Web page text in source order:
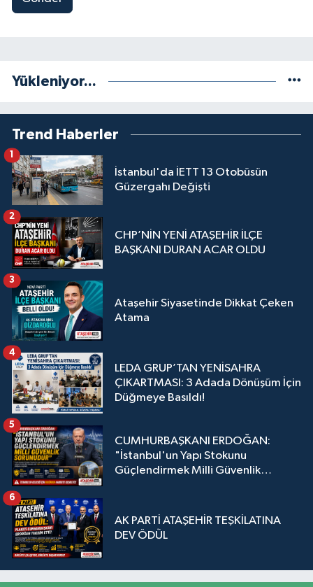
Yükleniyor...
Trend Haberler
İstanbul'da İETT 13 Otobüsün
Güzergahı Değişti
1
CHP’NİN YENİ ATAŞEHİR İLÇE
BAŞKANI DURAN ACAR OLDU
2
Ataşehir Siyasetinde Dikkat Çeken
Atama
3
LEDA GRUP’TAN YENİSAHRA
ÇIKARTMASI: 3 Adada Dönüşüm İçin
Düğmeye Basıldı!
4
CUMHURBAŞKANI ERDOĞAN:
"İstanbul'un Yapı Stokunu
Güçlendirmek Milli Güvenlik
5
AK PARTİ ATAŞEHİR TEŞKİLATINA
DEV ÖDÜL
6